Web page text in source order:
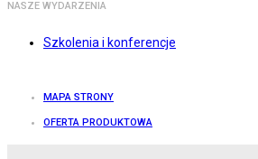
NASZE WYDARZENIA
Szkolenia i konferencje
MAPA STRONY
OFERTA PRODUKTOWA